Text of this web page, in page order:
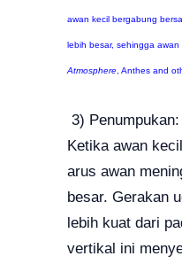
awan kecil bergabung
lebih besar, sehingga awan
Atmosphere , Anthes and
3) Penumpukan:
Ketika awan
arus awan
besar. Gerakan
lebih kuat dari
vertikal ini